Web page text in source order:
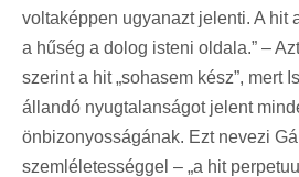
voltaképpen ugyanazt jelenti. A hit
a hűség a dolog isteni oldala.” –
szerint a hit „sohasem kész”, mert
állandó nyugtalanságot jelent
önbizonyosságának. Ezt nevezi
szemléletességgel – „a hit